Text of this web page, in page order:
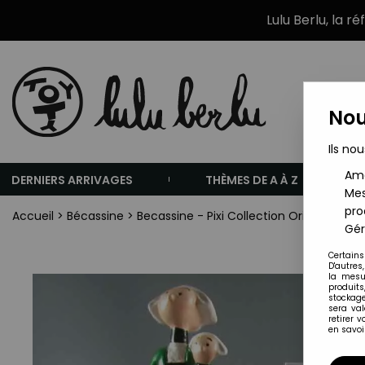
Lulu Berlu, la
DERNIERS ARRIVAGES THÈMES DE A À Z
Accueil > Bécassine > Becassine - Pixi Collection Origine
Ils
la
sera
retirer
en